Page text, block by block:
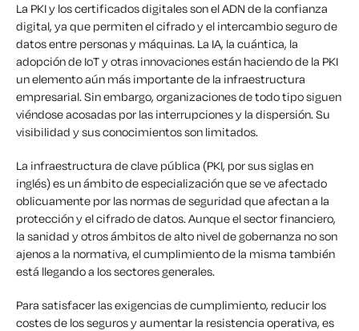
La PKI y los certificados digitales son el ADN de la confianza
digital, ya que permiten el cifrado y el intercambio seguro de
datos entre personas y máquinas. La IA, la cuántica, la
adopción de IoT y otras innovaciones están haciendo de la PKI
un elemento aún más importante de la infraestructura
empresarial. Sin embargo, organizaciones de todo tipo siguen
viéndose acosadas por las interrupciones y la dispersión. Su
visibilidad y sus conocimientos son limitados.
La infraestructura de clave pública (PKI, por sus siglas en
inglés) es un ámbito de especialización que se ve afectado
oblicuamente por las normas de seguridad que afectan a la
protección y el cifrado de datos. Aunque el sector financiero,
la sanidad y otros ámbitos de alto nivel de gobernanza no son
ajenos a la normativa, el cumplimiento de la misma también
está llegando a los sectores generales.
Para satisfacer las exigencias de cumplimiento, reducir los
costes de los seguros y aumentar la resistencia operativa, es